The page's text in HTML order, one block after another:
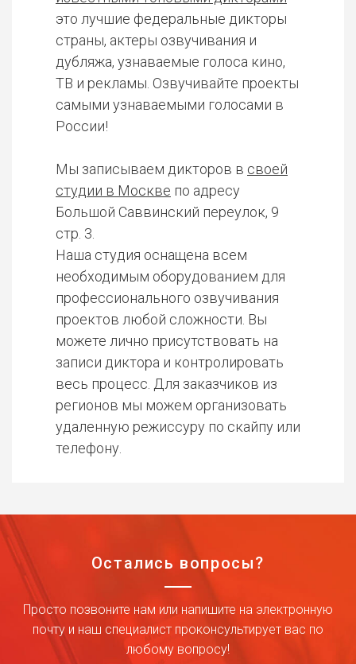
это лучшие федеральные дикторы
страны, актеры озвучивания и
дубляжа, узнаваемые голоса кино,
ТВ и рекламы. Озвучивайте проекты
самыми узнаваемыми голосами в
России!
Мы записываем дикторов в своей
студии в Москве по адресу
Большой Саввинский переулок, 9
стр. 3.
Наша студия оснащена всем
необходимым оборудованием для
профессионального озвучивания
проектов любой сложности. Вы
можете лично присутствовать на
записи диктора и контролировать
весь процесс. Для заказчиков из
регионов мы можем организовать
удаленную режиссуру по скайпу или
телефону.
Остались вопросы?
Просто позвоните нам или напишите на электронную
почту и наш специалист проконсультирует вас по
любому вопросу!